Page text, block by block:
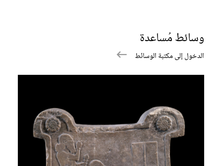
وسائط مُساعدة
الدخول إلى مكتبة الوسائط